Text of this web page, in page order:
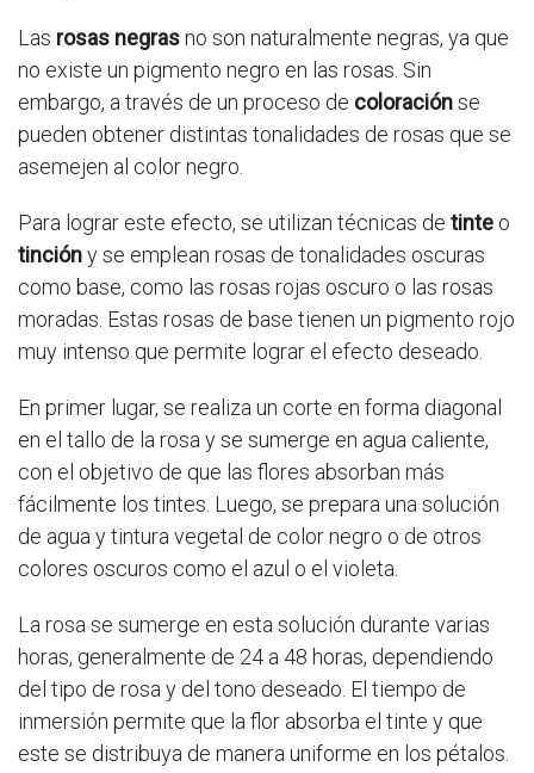
Las rosas negrasno son naturalmente negras, ya que
no existe un pigmento negro en las rosas. Sin
embargo, a través de un proceso de coloraciónse
pueden obtener distintas tonalidades de rosas que se
asemejen al color negro.
Para lograr este efecto, se utilizan técnicas de tinte o
tincióny se emplean rosas de tonalidades oscuras
como base, como las rosas rojas oscuro o las rosas
moradas. Estas rosas de base tienen un pigmento rojo
muy intenso que permite lograr el efecto deseado.
En primer lugar, se realiza un corte en forma diagonal
en el tallo de la rosa y se sumerge en agua caliente,
con el objetivo de que las flores absorban más
fácilmente los tintes. Luego, se prepara una solución
de agua y tintura vegetal de color negro o de otros
colores oscuros como el azul o el violeta.
La rosa se sumerge en esta solución durante varias
horas, generalmente de 24 a 48 horas, dependiendo
del tipo de rosa y del tono deseado. El tiempo de
inmersión permite que la flor absorba el tinte y que
este se distribuya de manera uniforme en los pétalos.